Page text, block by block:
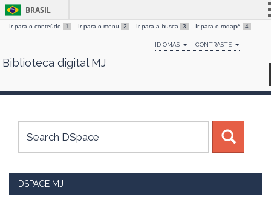
Skip
BRASIL
Simplifique!
Comunica BR
Canais
Ir para o conteúdo 1 Ir para o menu 2 Ir para a busca 3 Ir para o rodapé 4
IDIOMAS CONTRASTE
Biblioteca digital MJ
DSPACE MJ